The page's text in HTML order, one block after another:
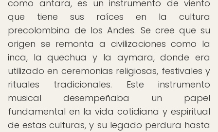
como antara, es un instrumento de viento
que tiene sus raíces en la cultura
precolombina de los Andes. Se cree que su
origen se remonta a civilizaciones como la
inca, la quechua y la aymara, donde era
utilizado en ceremonias religiosas, festivales y
rituales tradicionales. Este instrumento
musical desempeñaba un papel
fundamental en la vida cotidiana y espiritual
de estas culturas, y su legado perdura hasta